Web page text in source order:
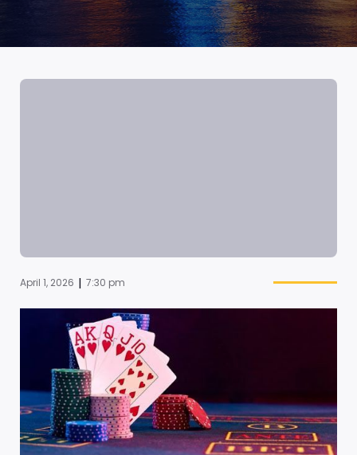
April 1, 2026 | 7:30 pm